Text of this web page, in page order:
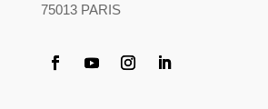
75013 PARIS